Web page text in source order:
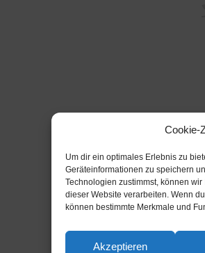
Cookie-
Um dir ein optimales Erlebnis zu
Geräteinformationen zu speichern
Technologien zustimmst, können
dieser Website verarbeiten. Wenn
können bestimmte Merkmale und
Akzeptieren